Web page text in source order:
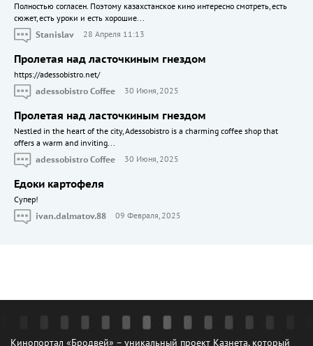
Полностью согласен. Поэтому казахстанское кино интересно смотреть, есть
сюжет, есть уроки и есть хорошие...
Stanislav
28 Апреля 11:13
Пролетая над ласточкиным гнездом
https://adessobistro.net/
adessobistro Coffee
30 Июня, 2025
Пролетая над ласточкиным гнездом
Nestled in the heart of the city, Adessobistro is a charming coffee shop that
offers a warm and inviting...
adessobistro Coffee
30 Июня, 2025
Едоки картофеля
Cупер!
ivan.dalmatov.88
09 Февраля, 2025
Кинопортал «Бродвей» – уникальный проект Казнета, который